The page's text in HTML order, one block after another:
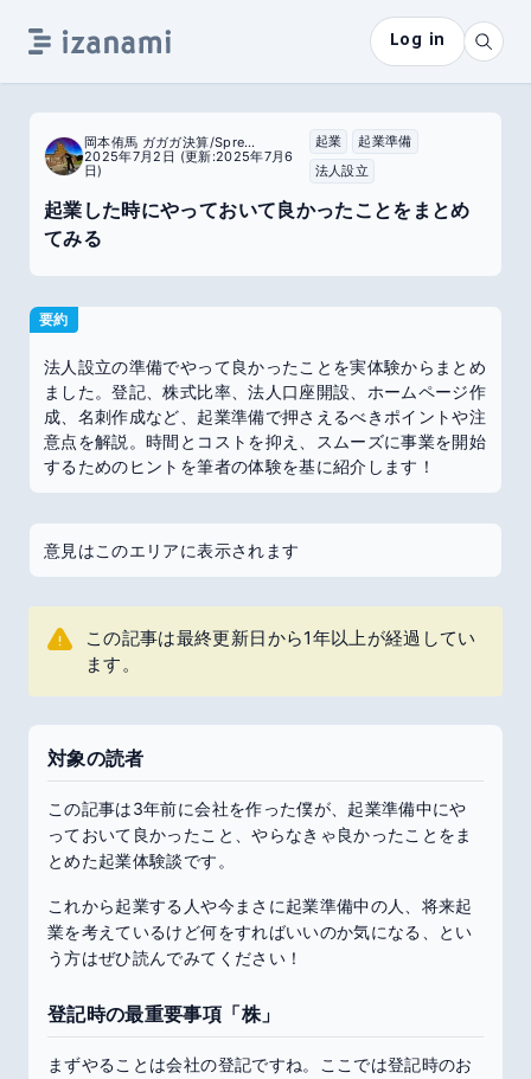
Log in
岡本侑馬 ガガガ決算/SpreadSite
2025年7月2日 (更新:2025年7月6
日)
起業
起業準備
法人設立
起業した時にやっておいて良かったことをまとめ
てみる
要約
法人設立の準備でやって良かったことを実体験からまとめ
ました。登記、株式比率、法人口座開設、ホームページ作
成、名刺作成など、起業準備で押さえるべきポイントや注
意点を解説。時間とコストを抑え、スムーズに事業を開始
するためのヒントを筆者の体験を基に紹介します！
意見はこのエリアに表示されます
この記事は最終更新日から1年以上が経過してい
ます。
対象の読者
この記事は3年前に会社を作った僕が、起業準備中にや
っておいて良かったこと、やらなきゃ良かったことをま
とめた起業体験談です。
これから起業する人や今まさに起業準備中の人、将来起
業を考えているけど何をすればいいのか気になる、とい
う方はぜひ読んでみてください！
登記時の最重要事項「株」
まずやることは会社の登記ですね。ここでは登記時のお